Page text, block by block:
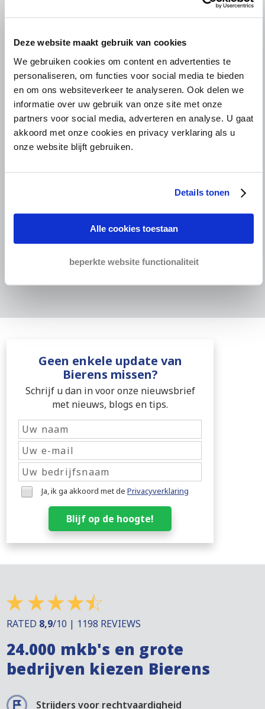
Deze website maakt gebruik van cookies
We gebruiken cookies om content en advertenties te
personaliseren, om functies voor social media te bieden
en om ons websiteverkeer te analyseren. Ook delen we
informatie over uw gebruik van onze site met onze
partners voor social media, adverteren en analyse. U gaat
akkoord met onze cookies en privacy verklaring als u
onze website blijft gebruiken.
Details tonen
Alle cookies toestaan
beperkte website functionaliteit
24/7 via onze
online portal
Vragen? Uw
contactpersoon
klaar
Uw openstaande
factuur wordt
Geen enkele update van
Bierens missen?
Schrijf u dan in voor onze nieuwsbrief
met nieuws, blogs en tips.
Ja, ik ga akkoord met dePrivacyverklaring
Blijf op de hoogte!
RATED 8,9/10 | 1198 REVIEWS
24.000 mkb's en grote
bedrijven kiezen Bierens
Strijders voor rechtvaardigheid